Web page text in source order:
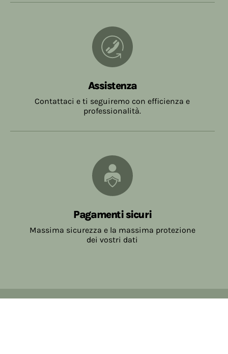
Assistenza
Contattaci e ti seguiremo con efficienza e
professionalità.
Pagamenti sicuri
Massima sicurezza e la massima protezione
dei vostri dati